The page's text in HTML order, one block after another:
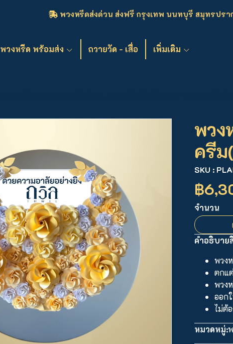
พวงหรีดส่งด่วน ส่งฟรี กรุงเทพ นนทบุรี สมุทรปรา
พวงหรีด พร้อมส่ง ถวายวัด - เสื่อ เพิ่มเติม
พวง
ครีม
SKU :
฿
จำนวน
คำอธิบาย
พวง
ตกแ
พวง
ออก
ไม่ต้
หมวดหมู่: